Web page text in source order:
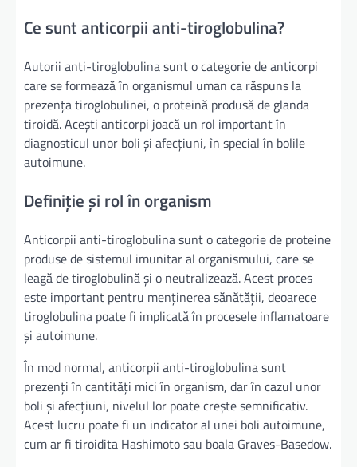
Ce sunt anticorpii anti-tiroglobulina?
Autorii anti-tiroglobulina sunt o categorie de anticorpi
care se formează în organismul uman ca răspuns la
prezența tiroglobulinei, o proteină produsă de glanda
tiroidă. Acești anticorpi joacă un rol important în
diagnosticul unor boli și afecțiuni, în special în bolile
autoimune.
Definiție și rol în organism
Anticorpii anti-tiroglobulina sunt o categorie de proteine
produse de sistemul imunitar al organismului, care se
leagă de tiroglobulină și o neutralizează. Acest proces
este important pentru menținerea sănătății, deoarece
tiroglobulina poate fi implicată în procesele inflamatoare
și autoimune.
În mod normal, anticorpii anti-tiroglobulina sunt
prezenți în cantități mici în organism, dar în cazul unor
boli și afecțiuni, nivelul lor poate crește semnificativ.
Acest lucru poate fi un indicator al unei boli autoimune,
cum ar fi tiroidita Hashimoto sau boala Graves-Basedow.